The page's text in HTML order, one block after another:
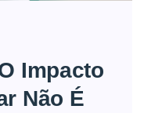
Impacto
Não É